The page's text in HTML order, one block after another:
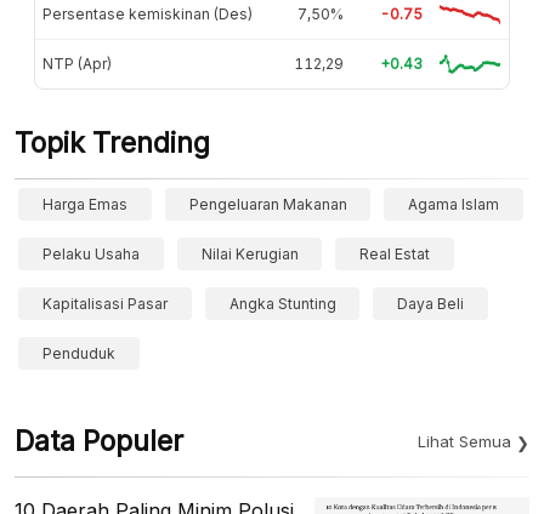
Persentase kemiskinan (Des) 7,50% -0.75
NTP (Apr) 112,29 +0.43
Topik Trending
Harga Emas Pengeluaran Makanan Agama Islam
Pelaku Usaha Nilai Kerugian Real Estat
Kapitalisasi Pasar Angka Stunting Daya Beli
Penduduk
Data Populer Lihat Semua